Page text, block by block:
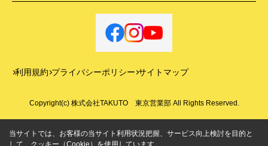
利用規約 プライバシーポリシー サイトマップ
Copyright(c) 株式会社TAKUTO 東京営業部 All Rights Reserved.
当サイトでは、お客様の当サイト利用状況把握、サービス向上検討を目的と
して、クッキー（Cookie）を使用しています。